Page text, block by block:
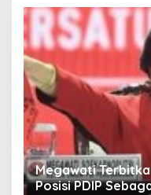
Megawati
Posisi PDIP